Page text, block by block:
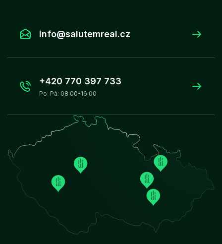
info@salutemreal.cz
+420 770 397 733
Po-Pá: 08:00-16:00